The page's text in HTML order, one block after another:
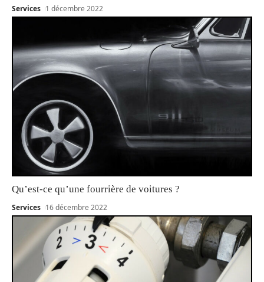
Services 1 décembre 2022
Qu’est-ce qu’une fourrière de voitures ?
Services 16 décembre 2022